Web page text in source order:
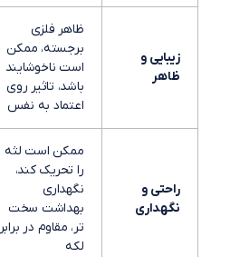
زیبایی و
ظاهر
ظاهر فلزی
برجسته، ممکن
است ناخوشایند
باشد، تاثیر روی
اعتماد به نفس
راحتی و
نگهداری
ممکن است لثه
را تحریک کند،
نگهداری
بهداشت سخت
تر، مقاوم در برابر
لکه